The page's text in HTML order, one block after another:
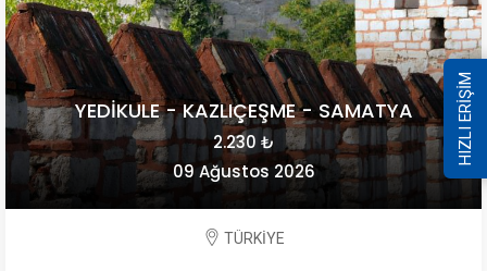
YEDİKULE - KAZLIÇEŞME - SAMATYA
2.230 ₺
09 Ağustos 2026
TÜRKİYE
HIZLI ERİŞİM